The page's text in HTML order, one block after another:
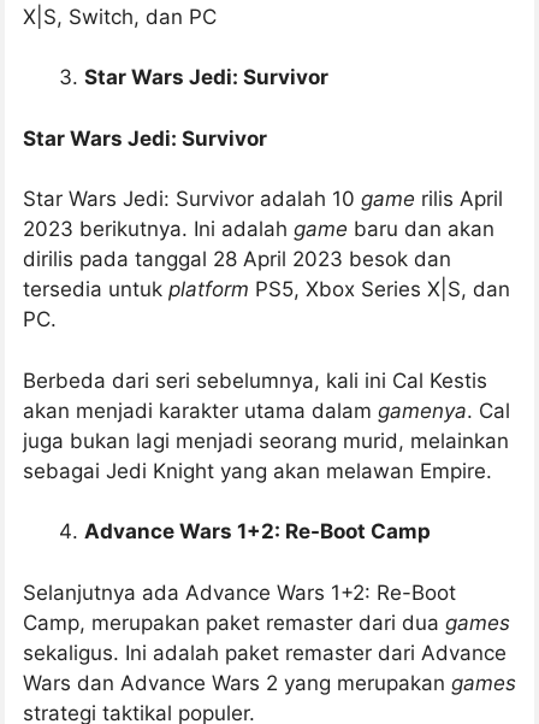
X|S, Switch, dan PC
Star Wars Jedi: Survivor
Star Wars Jedi: Survivor
Star Wars Jedi: Survivor adalah 10 game rilis April
2023 berikutnya. Ini adalah game baru dan akan
dirilis pada tanggal 28 April 2023 besok dan
tersedia untuk platform PS5, Xbox Series X|S, dan
PC.
Berbeda dari seri sebelumnya, kali ini Cal Kestis
akan menjadi karakter utama dalam gamenya. Cal
juga bukan lagi menjadi seorang murid, melainkan
sebagai Jedi Knight yang akan melawan Empire.
Advance Wars 1+2: Re-Boot Camp
Selanjutnya ada Advance Wars 1+2: Re-Boot
Camp, merupakan paket remaster dari dua games
sekaligus. Ini adalah paket remaster dari Advance
Wars dan Advance Wars 2 yang merupakan games
strategi taktikal populer.